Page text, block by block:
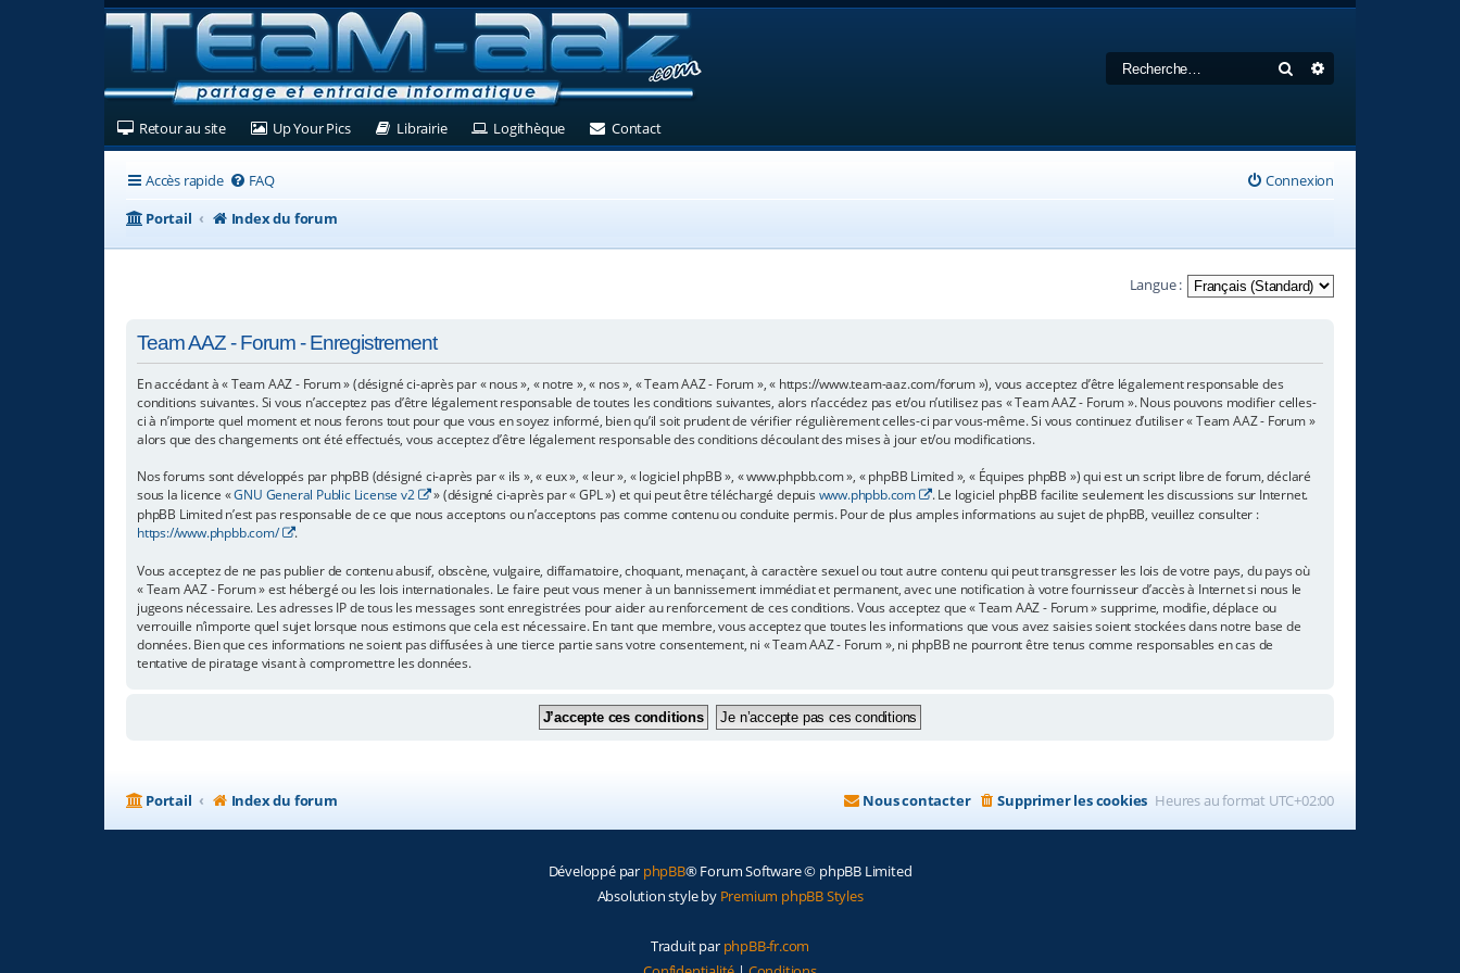
Rechercher
Retour au site(Ouvre un nouvel onglet)
Up Your Pics(Ouvre un nouvel onglet)
Librairie(Ouvre un nouvel onglet)
Logithèque(Ouvre un nouvel onglet)
Contact(Ouvre un nouvel onglet)
Accès rapide FAQ
Connexion
Portail
Index du forum
Langue :
Team AAZ - Forum - Enregistrement
En accédant à « Team AAZ - Forum » (désigné ci-après par « nous », « notre », « nos », « Team AAZ - Forum », « https://www.team-aaz.com/forum »), vous acceptez d’être légalement responsable des
conditions suivantes. Si vous n’acceptez pas d’être légalement responsable de toutes les conditions suivantes, alors n’accédez pas et/ou n’utilisez pas « Team AAZ - Forum ». Nous pouvons modifier celles-
ci à n’importe quel moment et nous ferons tout pour que vous en soyez informé, bien qu’il soit prudent de vérifier régulièrement celles-ci par vous-même. Si vous continuez d’utiliser « Team AAZ - Forum »
alors que des changements ont été effectués, vous acceptez d’être légalement responsable des conditions découlant des mises à jour et/ou modifications.
Nos forums sont développés par phpBB (désigné ci-après par « ils », « eux », « leur », « logiciel phpBB », « www.phpbb.com », « phpBB Limited », « Équipes phpBB ») qui est un script libre de forum, déclaré
sous la licence «GNU General Public License v2 » (désigné ci-après par « GPL ») et qui peut être téléchargé depuis www.phpbb.com
. Le logiciel phpBB facilite seulement les discussions sur Internet.
phpBB Limited n’est pas responsable de ce que nous acceptons ou n’acceptons pas comme contenu ou conduite permis. Pour de plus amples informations au sujet de phpBB, veuillez consulter :
https://www.phpbb.com/
.
Vous acceptez de ne pas publier de contenu abusif, obscène, vulgaire, diffamatoire, choquant, menaçant, à caractère sexuel ou tout autre contenu qui peut transgresser les lois de votre pays, du pays où
« Team AAZ - Forum » est hébergé ou les lois internationales. Le faire peut vous mener à un bannissement immédiat et permanent, avec une notification à votre fournisseur d’accès à Internet si nous le
jugeons nécessaire. Les adresses IP de tous les messages sont enregistrées pour aider au renforcement de ces conditions. Vous acceptez que « Team AAZ - Forum » supprime, modifie, déplace ou
verrouille n’importe quel sujet lorsque nous estimons que cela est nécessaire. En tant que membre, vous acceptez que toutes les informations que vous avez saisies soient stockées dans notre base de
données. Bien que ces informations ne soient pas diffusées à une tierce partie sans votre consentement, ni « Team AAZ - Forum », ni phpBB ne pourront être tenus comme responsables en cas de
tentative de piratage visant à compromettre les données.
Portail Index du forum Heures au format UTC+02:00
Supprimer les cookies
Nous contacter
Développé par phpBB® Forum Software © phpBB Limited
Absolution style by Premium phpBB Styles
Traduit par phpBB-fr.com